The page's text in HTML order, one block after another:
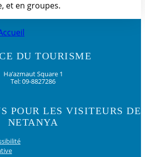
et en groupes.
DU TOURISME
Ha’azmaut Square 1
Tel: 09-8827286
POUR LES VISITEURS DE
NETANYA